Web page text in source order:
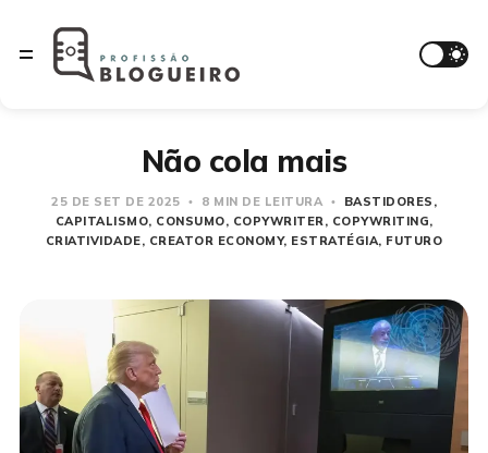
Não cola mais
25 DE SET DE 2025 8 MIN DE LEITURA
BASTIDORES
CAPITALISMO CONSUMO COPYWRITER
COPYWRITING
CRIATIVIDADE
CREATOR ECONOMY ESTRATÉGIA FUTURO